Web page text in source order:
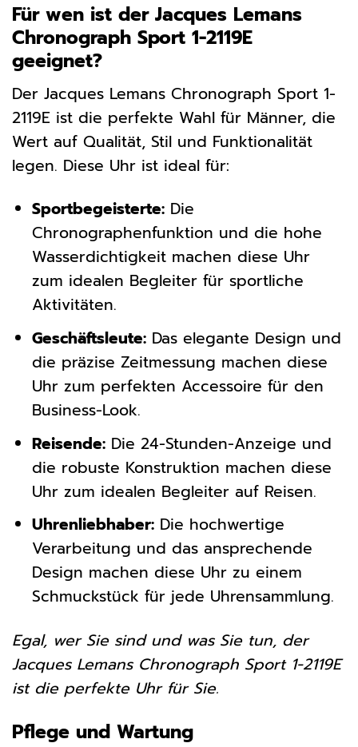
Für wen ist der Jacques Lemans
Chronograph Sport 1-2119E
geeignet?
Der Jacques Lemans Chronograph Sport 1-
2119E ist die perfekte Wahl für Männer, die
Wert auf Qualität, Stil und Funktionalität
legen. Diese Uhr ist ideal für:
Sportbegeisterte:Die
Chronographenfunktion und die hohe
Wasserdichtigkeit machen diese Uhr
zum idealen Begleiter für sportliche
Aktivitäten.
Geschäftsleute:Das elegante Design und
die präzise Zeitmessung machen diese
Uhr zum perfekten Accessoire für den
Business-Look.
Reisende:Die 24-Stunden-Anzeige und
die robuste Konstruktion machen diese
Uhr zum idealen Begleiter auf Reisen.
Uhrenliebhaber:Die hochwertige
Verarbeitung und das ansprechende
Design machen diese Uhr zu einem
Schmuckstück für jede Uhrensammlung.
Egal, wer Sie sind und was Sie tun, der
Jacques Lemans Chronograph Sport 1-2119E
ist die perfekte Uhr für Sie.
Pflege und Wartung